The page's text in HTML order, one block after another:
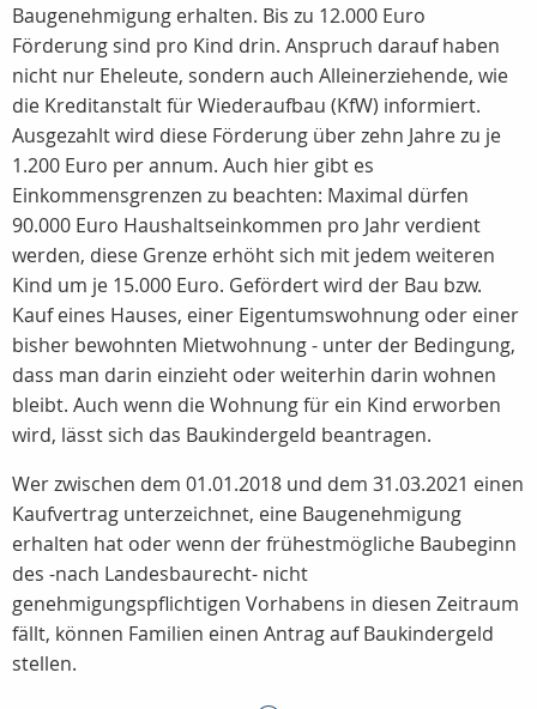
Baugenehmigung erhalten. Bis zu 12.000 Euro
Förderung sind pro Kind drin. Anspruch darauf haben
nicht nur Eheleute, sondern auch Alleinerziehende, wie
die Kreditanstalt für Wiederaufbau (KfW) informiert.
Ausgezahlt wird diese Förderung über zehn Jahre zu je
1.200 Euro per annum. Auch hier gibt es
Einkommensgrenzen zu beachten: Maximal dürfen
90.000 Euro Haushaltseinkommen pro Jahr verdient
werden, diese Grenze erhöht sich mit jedem weiteren
Kind um je 15.000 Euro. Gefördert wird der Bau bzw.
Kauf eines Hauses, einer Eigentumswohnung oder einer
bisher bewohnten Mietwohnung - unter der Bedingung,
dass man darin einzieht oder weiterhin darin wohnen
bleibt. Auch wenn die Wohnung für ein Kind erworben
wird, lässt sich das Baukindergeld beantragen.
Wer zwischen dem 01.01.2018 und dem 31.03.2021 einen
Kaufvertrag unterzeichnet, eine Baugenehmigung
erhalten hat oder wenn der frühestmögliche Baubeginn
des -nach Landesbaurecht- nicht
genehmigungspflichtigen Vorhabens in diesen Zeitraum
fällt, können Familien einen Antrag auf Baukindergeld
stellen.